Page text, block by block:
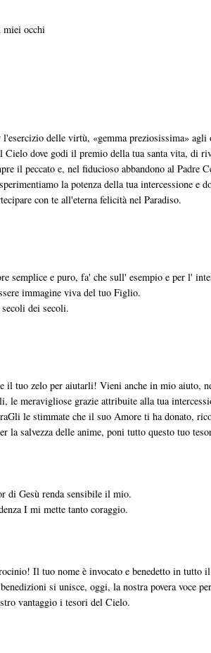
miei occhi
delle virtù, «gemma preziosissima»
dove godi il premio della tua santa vita, di
il peccato e, nel fiducioso abbandono al Padre
la potenza della tua intercessione e
con te all'eterna felicità nel Paradiso.
semplice e puro, fa' che sull' esempio e per l'
immagine viva del tuo Figlio.
dei secoli.
il tuo zelo per aiutarli! Vieni anche in mio aiuto,
meravigliose grazie attribuite alla tua
le stimmate che il suo Amore ti ha donato,
salvezza delle anime, poni tutto questo tuo
di Gesù renda sensibile il mio.
I mi mette tanto coraggio.
Il tuo nome è invocato e benedetto in tutto
si unisce, oggi, la nostra povera voce
vantaggio i tesori del Cielo.